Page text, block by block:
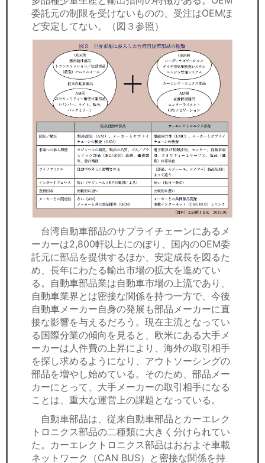
委託元の制限を受けないものの、受注はOEMほ
ど安定してない。（図３参照）
台湾自動車部品のサプライチェーンにあるメ
ーカーは2,800軒以上にのぼり、国内のOEM委
託元に部品を提供するほか、安定成長を図るた
め、長年にわたる輸出市場の拡大を進めてい
る。自動車部品業は自動車市場の上流であり、
自動車業界とは密接な関係を持つ一方で、今後
自動車メーカー自身の発展も部品メーカーに直
接な影響を与えるだろう。現在主流となってい
る国際分業の傾向を見ると、欧米にある大手メ
ーカーは人件費の上昇により、海外の取引相手
を探し求めるようになり、アウトソーシングの
部品を増やし始めている。そのため、部品メー
カーにとって、大手メーカーの取引相手になる
ことは、重大な運営上の課題となっている。
自動車部品は、従来自動車部品とカーエレク
トロニクス部品の二種類に大きく分けられてい
た。カーエレクトロニクス部品はおおよそ車載
ネットワーク（CAN BUS）と密接な関係を持